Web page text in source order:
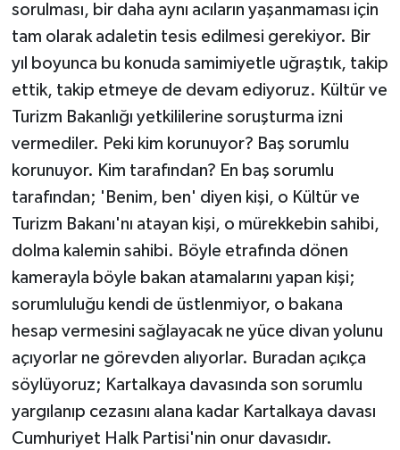
sorulması, bir daha aynı acıların yaşanmaması için
tam olarak adaletin tesis edilmesi gerekiyor. Bir
yıl boyunca bu konuda samimiyetle uğraştık, takip
ettik, takip etmeye de devam ediyoruz. Kültür ve
Turizm Bakanlığı yetkililerine soruşturma izni
vermediler. Peki kim korunuyor? Baş sorumlu
korunuyor. Kim tarafından? En baş sorumlu
tarafından; 'Benim, ben' diyen kişi, o Kültür ve
Turizm Bakanı'nı atayan kişi, o mürekkebin sahibi,
dolma kalemin sahibi. Böyle etrafında dönen
kamerayla böyle bakan atamalarını yapan kişi;
sorumluluğu kendi de üstlenmiyor, o bakana
hesap vermesini sağlayacak ne yüce divan yolunu
açıyorlar ne görevden alıyorlar. Buradan açıkça
söylüyoruz; Kartalkaya davasında son sorumlu
yargılanıp cezasını alana kadar Kartalkaya davası
Cumhuriyet Halk Partisi'nin onur davasıdır.